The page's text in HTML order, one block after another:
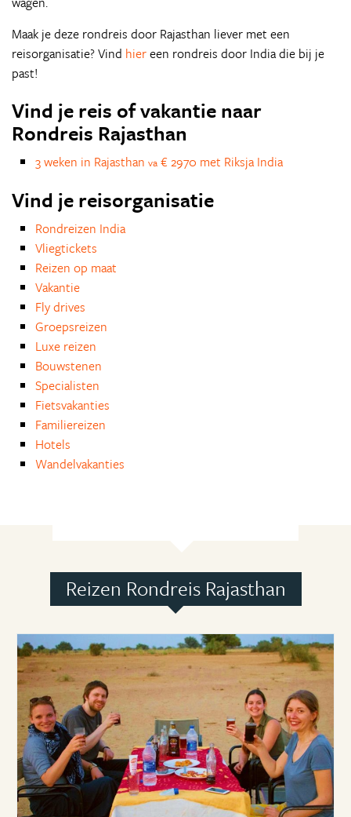
Maak je deze rondreis door Rajasthan liever met een
reisorganisatie? Vind hiereen rondreis door India die bij je
past!
Vind je reis of vakantie naar
Rondreis Rajasthan
3 weken in Rajasthan va € 2970 met Riksja India
Vind je reisorganisatie
Rondreizen India
Vliegtickets
Reizen op maat
Vakantie
Fly drives
Groepsreizen
Luxe reizen
Bouwstenen
Specialisten
Fietsvakanties
Familiereizen
Hotels
Wandelvakanties
Reizen Rondreis Rajasthan